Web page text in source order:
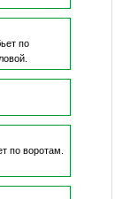
по
по воротам.